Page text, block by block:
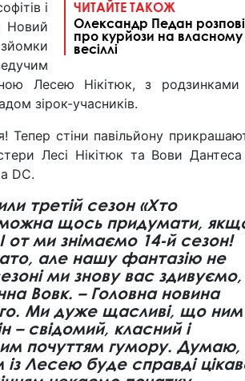
ЧИТАЙТЕ ТАКОЖ
Олександр Педан
про курйози на власному
весіллі
і
Новий
Лесею Нікітюк, з
зірок-учасників.
Тепер стіни павільйону
Лесі Нікітюк та Вови
DC.
третій сезон «Хто
можна щось придумати,
от ми знімаємо 14-й сезон!
але нашу фантазію не
ми знову вас здивуємо,
Вовк. – Головна новина
Ми дуже щасливі, що ним
– свідомий, класний і
почуттям гумору. Думаю,
Лесею буде справді